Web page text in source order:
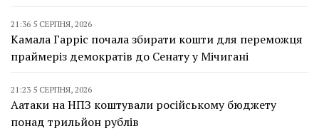
21:36 5 СЕРПНЯ, 2026
Камала Гарріс почала збирати кошти для переможця
праймеріз демократів до Сенату у Мічигані
21:23 5 СЕРПНЯ, 2026
Аатаки на НПЗ коштували російському бюджету
понад трильйон рублів